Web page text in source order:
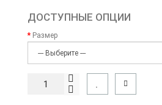
ДОСТУПНЫЕ ОПЦИИ
Размер